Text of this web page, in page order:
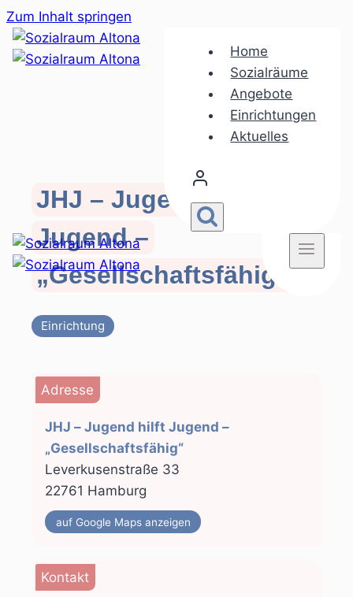
Zum Inhalt springen
Home
Sozialräume
Angebote
Einrichtungen
Aktuelles
JHJ – Jugend hilft
Jugend –
„Gesellschaftsfähig“
Einrichtung
Adresse
JHJ – Jugend hilft Jugend –
„Gesellschaftsfähig“
Leverkusenstraße 33
22761 Hamburg
auf Google Maps anzeigen
Kontakt